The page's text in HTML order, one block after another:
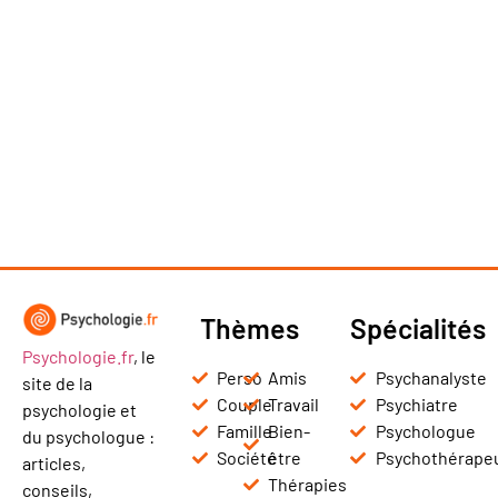
Psychologie.fr, le
site de la
psychologie et
du psychologue :
articles,
conseils,
Thèmes
Perso
Couple
Famille
Société
Amis
Travail
Bien-
être
Thérapies
Spécialités
Psychanalyste
Psychiatre
Psychologue